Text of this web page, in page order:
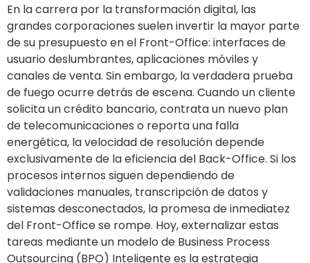
En la carrera por la transformación digital, las
grandes corporaciones suelen invertir la mayor parte
de su presupuesto en el Front-Office: interfaces de
usuario deslumbrantes, aplicaciones móviles y
canales de venta. Sin embargo, la verdadera prueba
de fuego ocurre detrás de escena. Cuando un cliente
solicita un crédito bancario, contrata un nuevo plan
de telecomunicaciones o reporta una falla
energética, la velocidad de resolución depende
exclusivamente de la eficiencia del Back-Office. Si los
procesos internos siguen dependiendo de
validaciones manuales, transcripción de datos y
sistemas desconectados, la promesa de inmediatez
del Front-Office se rompe. Hoy, externalizar estas
tareas mediante un modelo de Business Process
Outsourcing (BPO) Inteligente es la estrategia